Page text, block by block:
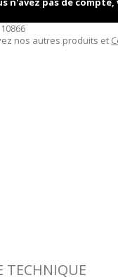
nos autres produits et
TECHNIQUE